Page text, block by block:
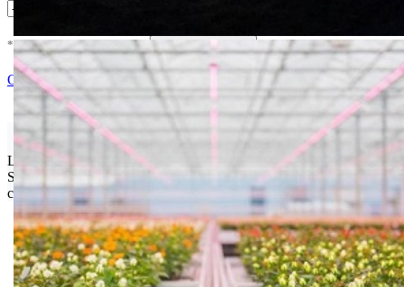
* U cenu je uracunat PDV * Nema Na Stanju !
Ocenite i napišite preporuku
Isporuka Info
Limit za porudžbinu je 500.00 dinara
za isporuku na teritoriji
Srbije. Za inostranstvo, molimo da nas kontaktirate za informacije o
ceni i mogućnostima isporuke.
Bio priča
Biostimulacija